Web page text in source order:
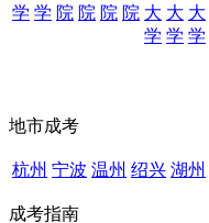
学 学 院 院 院 院 大
学
大
学
大
学
地市成考
杭州 宁波 温州 绍兴 湖州
成考指南